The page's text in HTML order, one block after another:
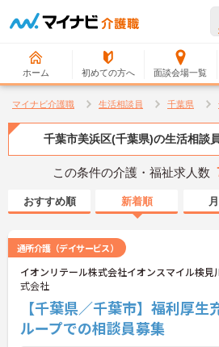
ホーム 初めての方へ 面談会場一覧
マイナビ介護職 生活相談員 千葉県
千葉市美浜区(千葉県)の生活相談
この条件の介護・福祉求人数
おすすめ順 新着順
通所介護（デイサービス）
イオンリテール株式会社イオンスマイル検見
式会社
【千葉県／千葉市】福利厚
ループでの相談員募集